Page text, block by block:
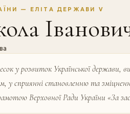
— ЕЛІТА ДЕРЖАВИ V
у розвиток Україн­ської держави,
у сприянні становленню та
Верховної Ради Украї­ни «За